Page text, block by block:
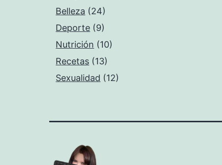
Belleza (24)
Deporte (9)
Nutrición (10)
Recetas (13)
Sexualidad (12)